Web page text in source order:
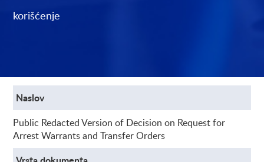
korišćenje
Naslov
Public Redacted Version of Decision on Request for
Arrest Warrants and Transfer Orders